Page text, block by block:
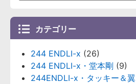
カテゴリー
244 ENDLI-x (26)
244 ENDLI-x・堂本剛 (9)
244ENDLI-x・タッキー＆翼